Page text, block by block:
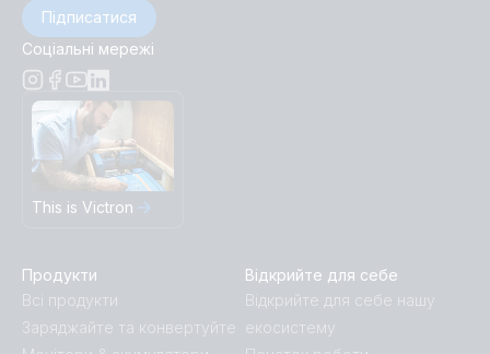
Підписатися
Соціальні мережі
This is Victron
Продукти
Всі продукти
Заряджайте та конвертуйте
Відкрийте для себе
Відкрийте для себе нашу
екосистему